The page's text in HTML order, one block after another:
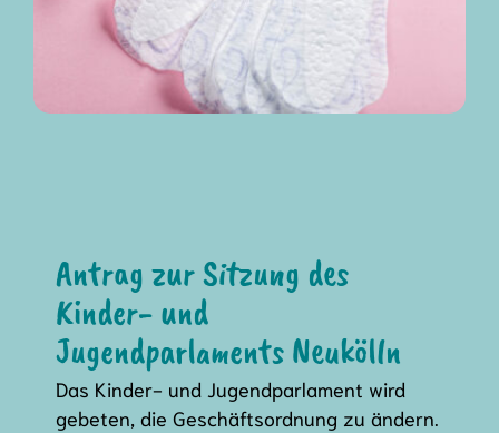
Antrag zur Sitzung des
Kinder- und
Jugendparlaments Neukölln
Das Kinder- und Jugendparlament wird
gebeten, die Geschäftsordnung zu ändern.